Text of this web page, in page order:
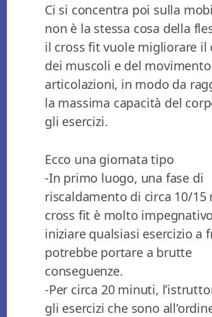
Ci si concentra poi sulla
non è la stessa cosa della
il cross fit vuole migliorare il
dei muscoli e del
articolazioni, in modo da
la massima capacità del
gli esercizi.
Ecco una giornata tipo
-In primo luogo, una fase di
riscaldamento di circa 10/15
cross fit è molto
iniziare qualsiasi esercizio a
potrebbe portare a brutte
conseguenze.
-Per circa 20 minuti,
gli esercizi che sono